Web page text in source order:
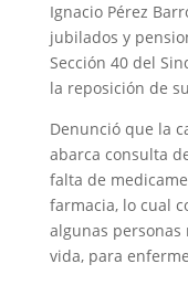
Ignacio Pérez
jubilados y
Sección 40 del
la reposición de
Denunció que la
abarca consulta
falta de
farmacia, lo cual
algunas
vida, para